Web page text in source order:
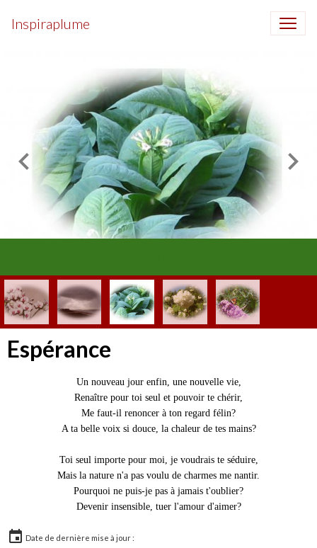
Inspiraplume
Espérance
Un nouveau jour enfin, une nouvelle vie,
Renaître pour toi seul et pouvoir te chérir,
Me faut-il renoncer à ton regard félin?
A ta belle voix si douce, la chaleur de tes mains?
Toi seul importe pour moi, je voudrais te séduire,
Mais la nature n'a pas voulu de charmes me nantir.
Pourquoi ne puis-je pas à jamais t'oublier?
Devenir insensible, tuer l'amour d'aimer?
Date de dernière mise à jour :